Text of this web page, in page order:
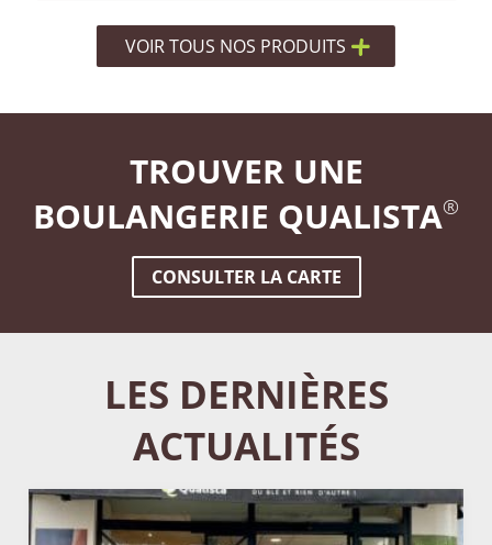
VOIR TOUS NOS PRODUITS
TROUVER UNE
BOULANGERIE QUALISTA®
CONSULTER LA CARTE
LES DERNIÈRES
ACTUALITÉS